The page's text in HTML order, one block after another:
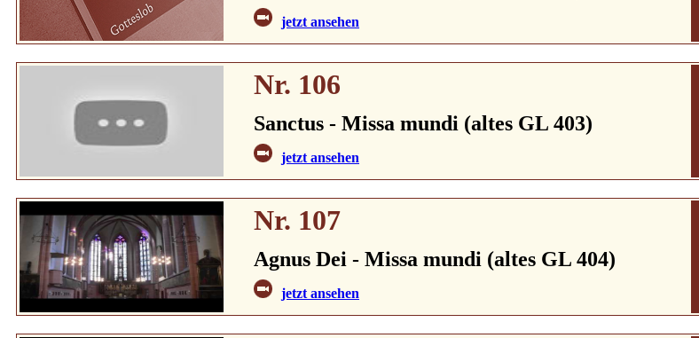
jetzt ansehen
Nr. 106
Sanctus - Missa mundi (altes GL 403)
jetzt ansehen
Nr. 107
Agnus Dei - Missa mundi (altes GL 404)
jetzt ansehen